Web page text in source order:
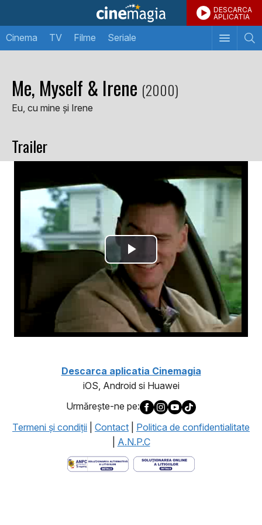
DESCARCA
APLICATIA
Cinema TV Filme Seriale
Me, Myself & Irene (2000)
Eu, cu mine și Irene
Trailer
Descarca aplicatia Cinemagia
iOS, Android si Huawei
Urmăreşte-ne pe:
Termeni şi condiţii
Contact
Politica de confidentialitate
A.N.P.C